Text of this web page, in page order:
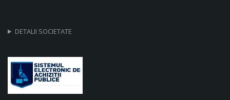
DETALII SOCIETATE